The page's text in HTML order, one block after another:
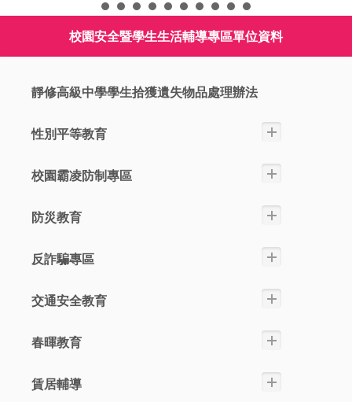
校園安全暨學生生活輔導專區單位資料
靜修高級中學學生拾獲遺失物品處理辦法
性別平等教育
校園霸凌防制專區
防災教育
反詐騙專區
交通安全教育
春暉教育
賃居輔導